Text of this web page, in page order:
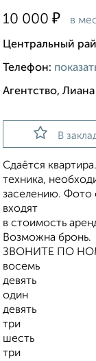
10 000 ₽ в
Центральный
Телефон:
Агентство,
В
Сдаётся
техника,
заселению. Фото
входят
в стоимость
Возможна бронь.
ЗВОНИТЕ ПО
восемь
девять
один
девять
три
шесть
три